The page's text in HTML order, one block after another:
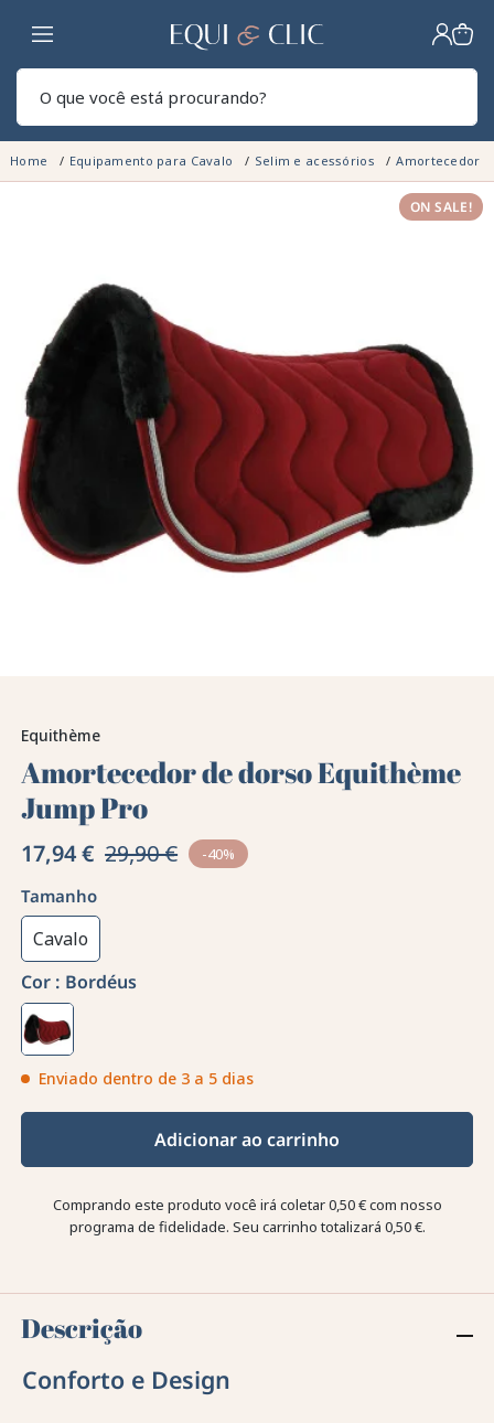
Lar
Home Equipamento para Cavalo Selim e acessórios Amortecedor
ON SALE!
Equithème
Amortecedor de dorso Equithème
Jump Pro
17,94 € 29,90 € -40%
Tamanho
Cavalo
Cor : Bordéus
Enviado dentro de 3 a 5 dias
Adicionar ao carrinho
Comprando este produto você irá coletar0,50 €com nosso
programa de fidelidade. Seu carrinho totalizará 0,50 €.
Descrição
Conforto e Design